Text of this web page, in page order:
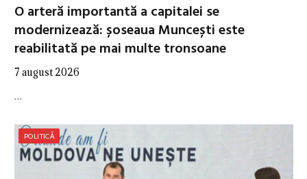
O arteră importantă a capitalei se
modernizează: șoseaua Muncești este
reabilitată pe mai multe tronsoane
7 august 2026
…
POLITICĂ